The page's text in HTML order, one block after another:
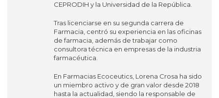
CEPRODIH y la Universidad de la República.
Tras licenciarse en su segunda carrera de
Farmacia, centró su experiencia en las oficinas
de farmacia, además de trabajar como
consultora técnica en empresas de la industria
farmacéutica.
En Farmacias Ecoceutics, Lorena Crosa ha sido
un miembro activo y de gran valor desde 2018
hasta la actualidad, siendo la responsable de